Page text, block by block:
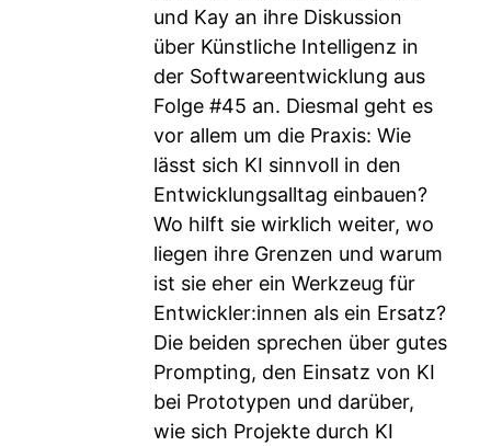
und Kay an ihre Diskussion
über Künstliche Intelligenz in
der Softwareentwicklung aus
Folge #45 an. Diesmal geht es
vor allem um die Praxis: Wie
lässt sich KI sinnvoll in den
Entwicklungsalltag einbauen?
Wo hilft sie wirklich weiter, wo
liegen ihre Grenzen und warum
ist sie eher ein Werkzeug für
Entwickler:innen als ein Ersatz?
Die beiden sprechen über gutes
Prompting, den Einsatz von KI
bei Prototypen und darüber,
wie sich Projekte durch KI